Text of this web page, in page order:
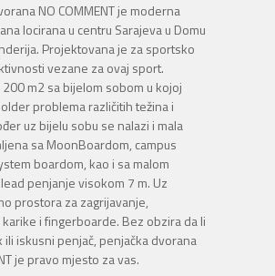
NO COMMENT je moderna
locirana u centru Sarajeva u Domu
Projektovana je za sportsko
vezane za ovaj sport.
200 m2 sa bijelom sobom u kojoj
problema različitih težina i
uz bijelu sobu se nalazi i mala
sa MoonBoardom, campus
boardom, kao i sa malom
penjanje visokom 7 m. Uz
prostora za zagrijavanje,
i fingerboarde. Bez obzira da li
ili iskusni penjač, penjačka dvorana
je pravo mjesto za vas.